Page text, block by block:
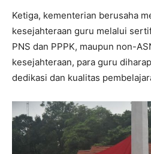
Ketiga, kementerian berusaha
kesejahteraan guru melalui
PNS dan PPPK, maupun non-
kesejahteraan, para guru
dedikasi dan kualitas